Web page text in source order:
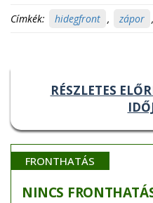
Címkék: hidegfront , zápor ,
RÉSZLETES
FRONTHATÁS
NINCS